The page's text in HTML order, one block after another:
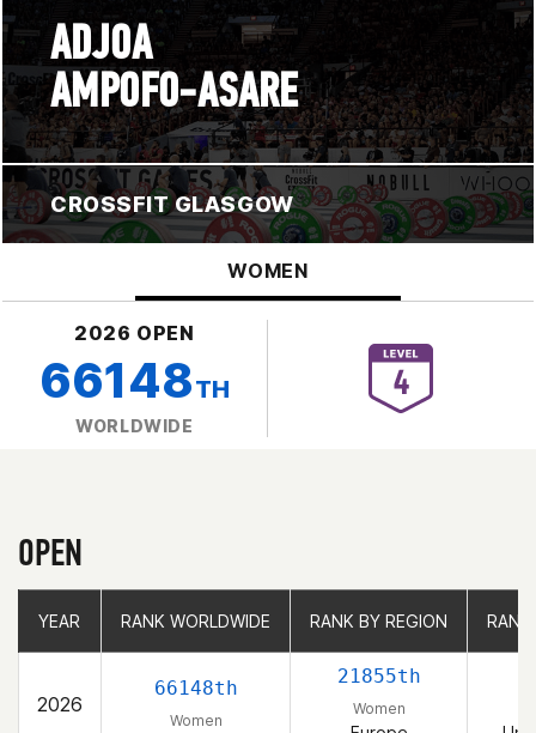
ADJOA
AMPOFO-ASARE
CROSSFIT GLASGOW
WOMEN
2026 OPEN
66148TH
WORLDWIDE
OPEN
YEAR RANK WORLDWIDE RANK BY REGION
2026
66148th
Women
21855th
Women
YEAR RANK WORLDWIDE RANK BY REGION